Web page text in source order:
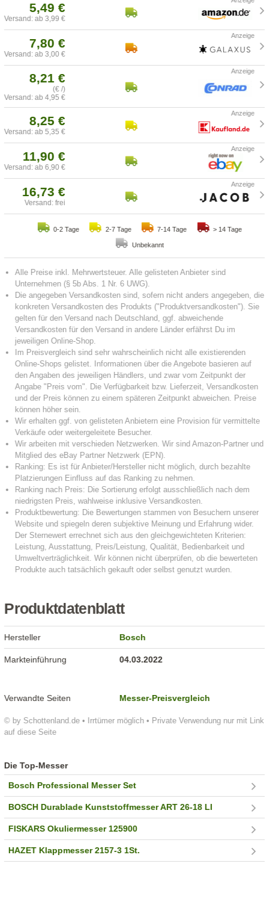
5,49 €
Versand: ab 3,99 €
7,80 €
Versand: ab 3,00 €
8,21 €
(€ /)
Versand: ab 4,95 €
8,25 €
Versand: ab 5,35 €
11,90 €
Versand: ab 6,90 €
16,73 €
Versand: frei
0-2 Tage 2-7 Tage 7-14 Tage > 14 Tage
Unbekannt
Produktdatenblatt
© by Schottenland.de • Irrtümer möglich • Private Verwendung nur mit Link
auf diese Seite
Hersteller Bosch
Markteinführung 04.03.2022
Verwandte Seiten Messer-Preisvergleich
Die Top-Messer
Bosch Professional Messer Set
BOSCH Durablade Kunststoffmesser ART 26-18 LI
FISKARS Okuliermesser 125900
HAZET Klappmesser 2157-3 1St.